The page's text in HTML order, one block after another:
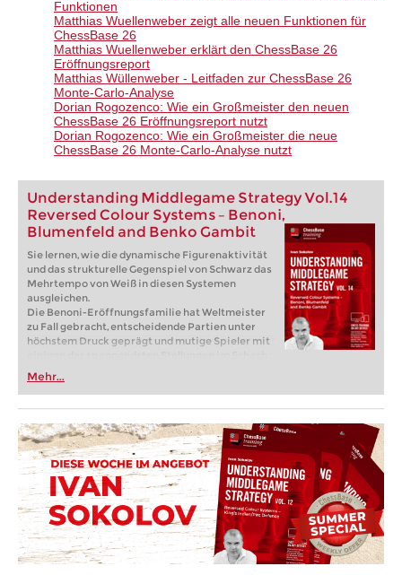
Funktionen
Matthias Wuellenweber zeigt alle neuen Funktionen für
ChessBase 26
Matthias Wuellenweber erklärt den ChessBase 26
Eröffnungsreport
Matthias Wüllenweber - Leitfaden zur ChessBase 26
Monte-Carlo-Analyse
Dorian Rogozenco: Wie ein Großmeister den neuen
ChessBase 26 Eröffnungsreport nutzt​
Dorian Rogozenco: Wie ein Großmeister die neue
ChessBase 26 Monte-Carlo-Analyse nutzt
Understanding Middlegame Strategy Vol.14
Reversed Colour Systems – Benoni,
Blumenfeld and Benko Gambit
Sie lernen, wie die dynamische Figurenaktivität
und das strukturelle Gegenspiel von Schwarz das
Mehrtempo von Weiß in diesen Systemen
ausgleichen.
Die Benoni-Eröffnungsfamilie hat Weltmeister
zu Fall gebracht, entscheidende Partien unter
höchstem Druck geprägt und mutige Spieler mit
belohnt. In diesem Fritztrainer führt Sie
Großmeister Ivan Sokolov – im Rahmen seiner
erfolgreichen Reihe „Understanding Middlegame
Structures“ – tief in die Komplexität des
farbvertauschten Benoni, des farbvertauschten
Wolga Gambits und des farbvertauschten
Blumenfeld-Gambits.
Kostenloses Beispielvideo:Introduction
Kostenloses Beispielvideo:Colour Reversed
Banoni - Game 1
Mehr...